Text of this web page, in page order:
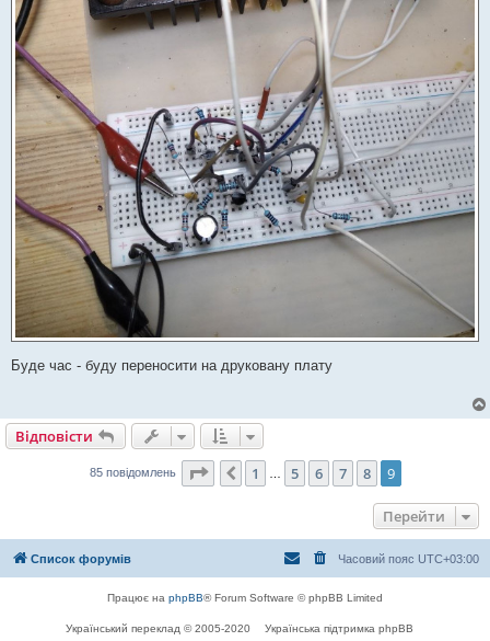
Буде час - буду переносити на друковану плату
Відповісти
85 повідомлень Сторінка9 з9
Поперед.
1 … 5 6 7 8 9
Перейти
Список форумів Часовий пояс UTC+03:00
Працює на phpBB® Forum Software © phpBB Limited
Український переклад © 2005-2020 Українська підтримка phpBB